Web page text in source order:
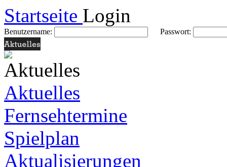
Startseite Login
Benutzername: Passwort:
Aktuelles
Fernsehtermine
Spielplan
Aktualisierungen